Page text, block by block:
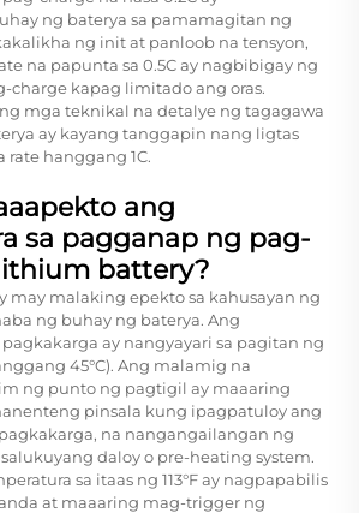
ng baterya sa pamamagitan ng
ng init at panloob na tensyon,
na papunta sa 0.5C ay nagbibigay ng
charge kapag limitado ang oras.
mga teknikal na detalye ng tagagawa
ay kayang tanggapin nang ligtas
rate hanggang 1C.
ang
sa pagganap ng pag-
battery?
may malaking epekto sa kahusayan ng
ng buhay ng baterya. Ang
ay nangyayari sa pagitan ng
45°C). Ang malamig na
ng punto ng pagtigil ay maaaring
pinsala kung ipagpatuloy ang
na nangangailangan ng
daloy o pre-heating system.
sa itaas ng 113°F ay nagpapabilis
at maaaring mag-trigger ng